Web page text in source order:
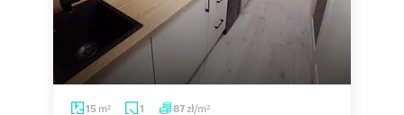
15 m2 1 87zł/m2